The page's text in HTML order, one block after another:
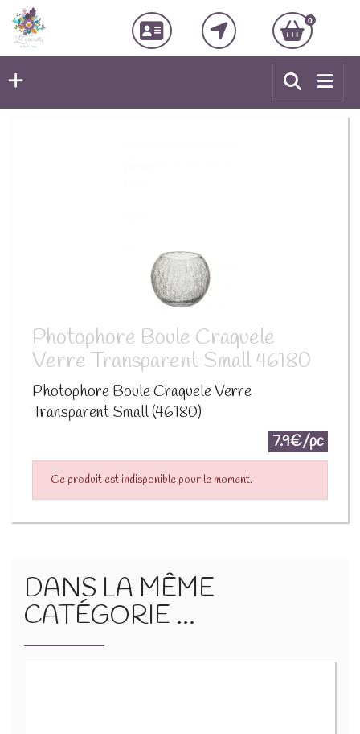
0
Photophore Boule Craquele
Verre Transparent Small 46180
Photophore Boule Craquele Verre
Transparent Small (46180)
7.9€/pc
Ce produit est indisponible pour le moment.
DANS LA MÊME
CATÉGORIE ...